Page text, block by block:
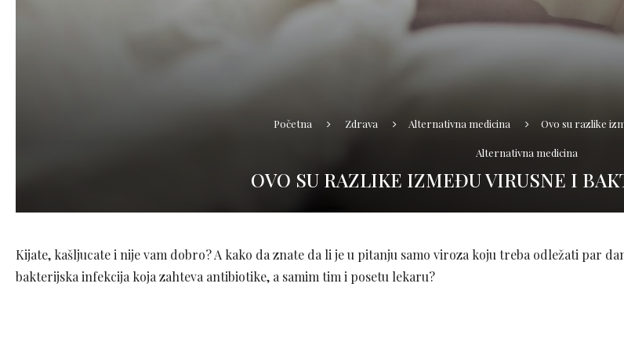
Početna Zdrava Alternativna medicina Ovo su razlike
Alternativna medicina
OVO SU RAZLIKE IZMEĐU VIRUSNE I
Kijate, kašljucate i nije vam dobro? A kako da znate da li je u pitanju samo viroza koju treba odležati par
bakterijska infekcija koja zahteva antibiotike, a samim tim i posetu lekaru?